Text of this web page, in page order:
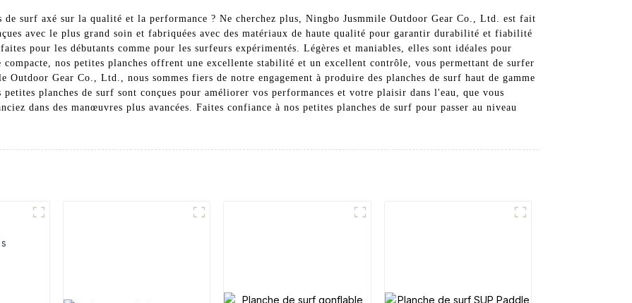
de surf axé sur la qualité et la performance ? Ne cherchez plus, Ningbo Jusmmile Outdoor Gear Co., Ltd. est fait
avec le plus grand soin et fabriquées avec des matériaux de haute qualité pour garantir durabilité et fiabilité
pour les débutants comme pour les surfeurs expérimentés. Légères et maniables, elles sont idéales pour
nos petites planches offrent une excellente stabilité et un excellent contrôle, vous permettant de surfer
Outdoor Gear Co., Ltd., nous sommes fiers de notre engagement à produire des planches de surf haut de gamme
planches de surf sont conçues pour améliorer vos performances et votre plaisir dans l'eau, que vous
dans des manœuvres plus avancées. Faites confiance à nos petites planches de surf pour passer au niveau